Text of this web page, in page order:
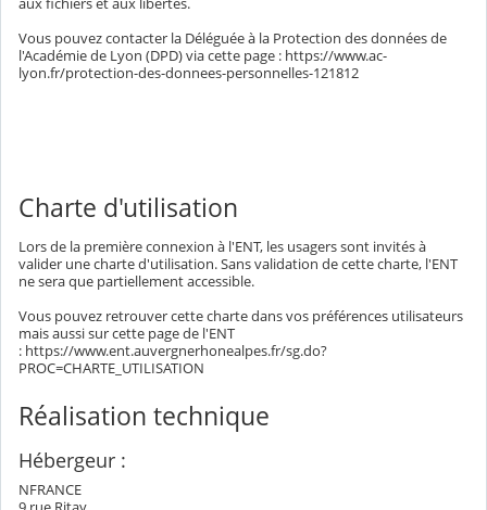
Vous pouvez contacter la Déléguée à la Protection des données de
l'Académie de Lyon (DPD) via cette page : https://www.ac-
lyon.fr/protection-des-donnees-personnelles-121812
Charte d'utilisation
Lors de la première connexion à l'ENT, les usagers sont invités à
valider une charte d'utilisation. Sans validation de cette charte, l'ENT
ne sera que partiellement accessible.
Vous pouvez retrouver cette charte dans vos préférences utilisateurs
mais aussi sur cette page de l'ENT
: https://www.ent.auvergnerhonealpes.fr/sg.do?
PROC=CHARTE_UTILISATION
Réalisation technique
Hébergeur :
NFRANCE